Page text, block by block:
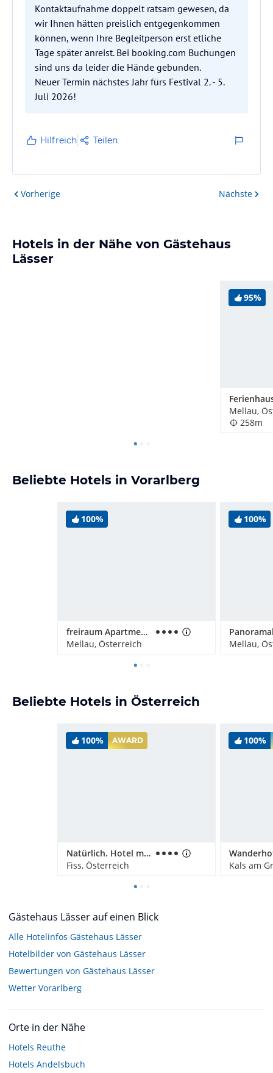
Kontaktaufnahme doppelt ratsam gewesen, da
wir Ihnen hätten preislich entgegenkommen
können, wenn Ihre Begleitperson erst etliche
Tage später anreist. Bei booking.com Buchungen
sind uns da leider die Hände gebunden.
Neuer Termin nächstes Jahr fürs Festival 2. - 5.
Juli 2026!
Hilfreich Teilen
Vorherige Nächste
Hotels in der Nähe von Gästehaus
Lässer
95%
Mellau,
258m
Beliebte Hotels in Vorarlberg
100%
freiraum Apartments
Mellau, Österreich
100%
Mellau,
Beliebte Hotels in Österreich
100% AWARD
Natürlich. Hotel mit Charakter
Fiss, Österreich
100%
Kals am
Gästehaus Lässer auf einen Blick
Alle Hotelinfos Gästehaus Lässer
Hotelbilder von Gästehaus Lässer
Bewertungen von Gästehaus Lässer
Wetter Vorarlberg
Orte in der Nähe
Hotels Reuthe
Hotels Andelsbuch